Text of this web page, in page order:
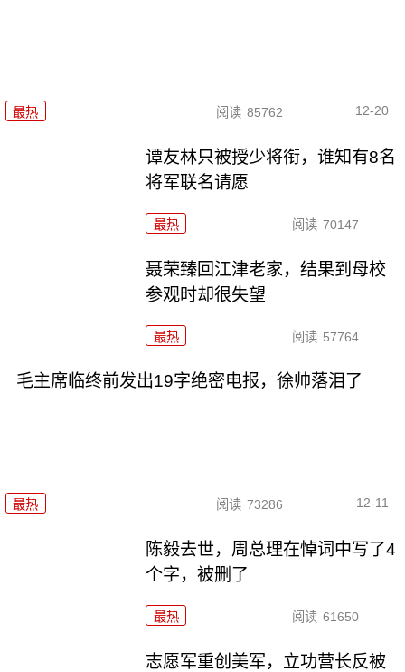
最热 阅读 85762 12-20
谭友林只被授少将衔，谁知有8名
将军联名请愿
最热 阅读 70147
聂荣臻回江津老家，结果到母校
参观时却很失望
最热 阅读 57764
毛主席临终前发出19字绝密电报，徐帅落泪了
最热 阅读 73286 12-11
陈毅去世，周总理在悼词中写了4
个字，被删了
最热 阅读 61650
志愿军重创美军，立功营长反被